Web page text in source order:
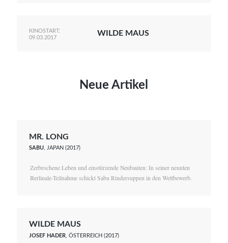
KINOSTART:
09.03.2017
WILDE MAUS
Neue Artikel
MR. LONG
SABU, JAPAN (2017)
Zerbrochene Leben und einstürzende Neubauten: In seiner neunten
Berlinale-Teilnahme schickt Sabu Rindersuppen in den Wettbewerb.
WILDE MAUS
JOSEF HADER , ÖSTERREICH (2017)